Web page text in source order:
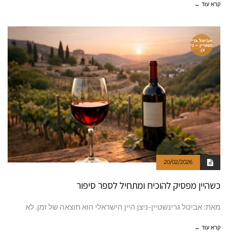
קרא עוד ←
אביטל גרי
נשטיין – ני
צן.
20/02/2026
כשהיין מפסיק להוכיח ומתחיל לספר סיפור
מאת: אביטל גרינשטיין-ניצן היין הישראלי הוא תוצאה של זמן. לא
קרא עוד ←